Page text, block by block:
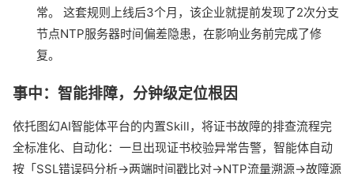
常。 这套规则上线后3个月，该企业就提前发现了2次分支
节点NTP服务器时间偏差隐患，在影响业务前完成了修
复。
事中：智能排障，分钟级定位根因
依托图幻AI智能体平台的内置Skill，将证书故障的排查流程完
全标准化、自动化：一旦出现证书校验异常告警，智能体自动
按「SSL错误码分析→两端时间戳比对→NTP流量溯源→故障源